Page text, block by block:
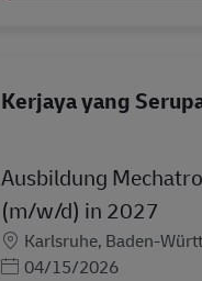
Kerjaya yang
Ausbildung
(m/w/d) in 2027
LokasiKarlsruhe, Baden-
Posted Date
04/15/2026